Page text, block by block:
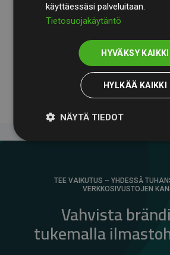
Heidän tarkastuksensa osoittavat,
ilmastohankkeisiin kompensoivat
arvioiduista CO₂-päästöistä
selkeä todiste toimintatapamme
TEE VAIKUTUS – YHDESSÄ
VERKKOSIVUSTOJEN
Vahvista
tukemalla
käyttäessäsi palveluitaan.
Tietosuojakäytäntö
HYVÄKSY KAIKKI
HYLKÄÄ KAIKKI
NÄYTÄ TIEDOT